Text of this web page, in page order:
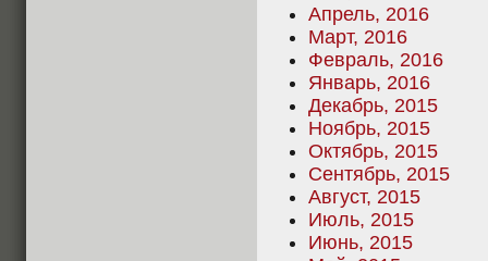
Апрель, 2016
Март, 2016
Февраль, 2016
Январь, 2016
Декабрь, 2015
Ноябрь, 2015
Октябрь, 2015
Сентябрь, 2015
Август, 2015
Июль, 2015
Июнь, 2015